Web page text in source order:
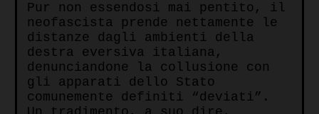
Pur non essendosi mai pentito, il
neofascista prende nettamente le
distanze dagli ambienti della
destra eversiva italiana,
denunciandone la collusione con
gli apparati dello Stato
comunemente definiti “deviati”.